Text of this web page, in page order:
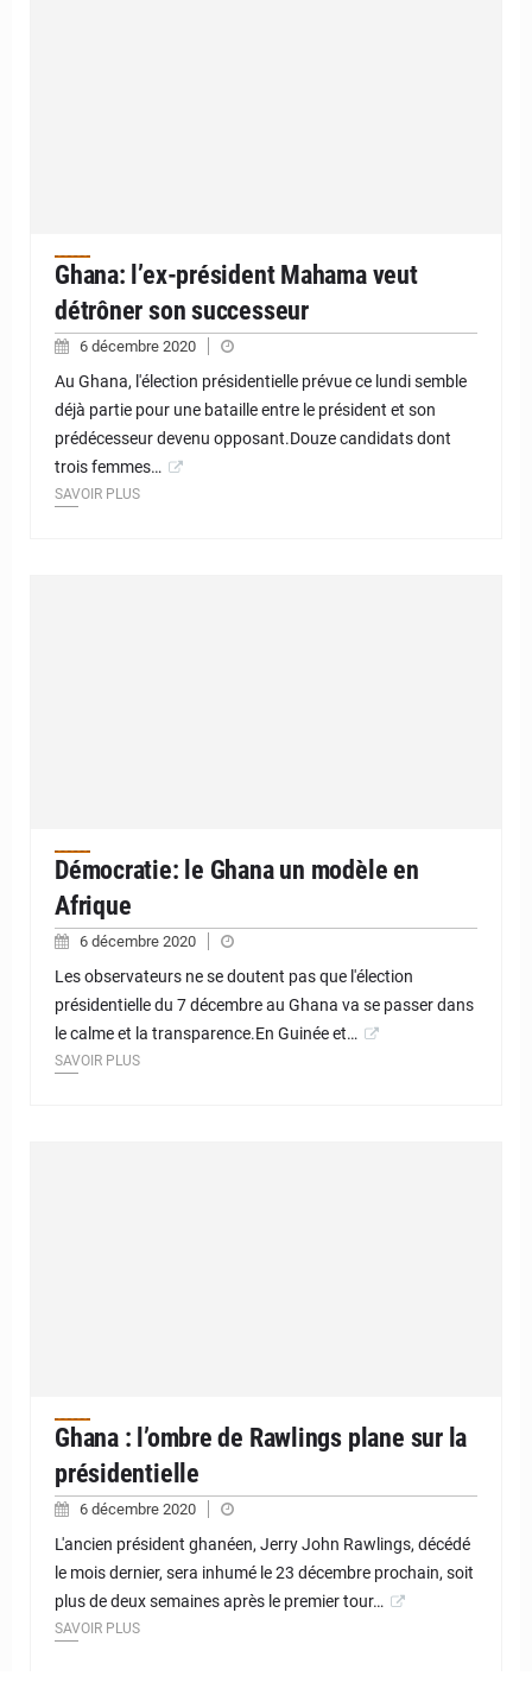
Ghana: l’ex-président Mahama veut
détrôner son successeur
6 décembre 2020
Au Ghana, l'élection présidentielle prévue ce lundi semble
déjà partie pour une bataille entre le président et son
prédécesseur devenu opposant.Douze candidats dont
trois femmes…
SAVOIR PLUS
Démocratie: le Ghana un modèle en
Afrique
6 décembre 2020
Les observateurs ne se doutent pas que l'élection
présidentielle du 7 décembre au Ghana va se passer dans
le calme et la transparence.En Guinée et…
SAVOIR PLUS
Ghana : l’ombre de Rawlings plane sur la
présidentielle
6 décembre 2020
L'ancien président ghanéen, Jerry John Rawlings, décédé
le mois dernier, sera inhumé le 23 décembre prochain, soit
plus de deux semaines après le premier tour…
SAVOIR PLUS